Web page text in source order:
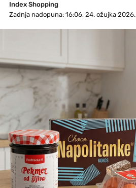
Index Shopping
Zadnja nadopuna: 16:06, 24. ožujka 2026.